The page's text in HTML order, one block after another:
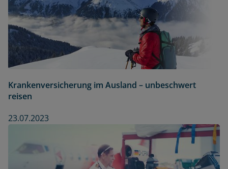
Krankenversicherung im Ausland – unbeschwert
reisen
23.07.2023